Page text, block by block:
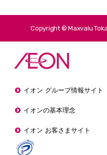
Copyright © Maxvalu
イオン グループ情報サイト
イオンの基本理念
イオン お客さまサイト